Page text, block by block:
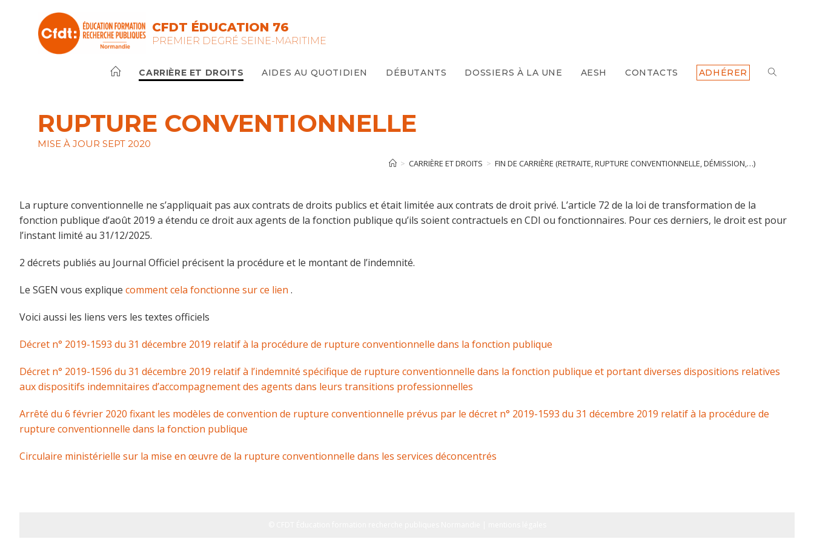
CFDT ÉDUCATION 76
PREMIER DEGRÉ SEINE-MARITIME
CARRIÈRE ET DROITS AIDES AU QUOTIDIEN DÉBUTANTS DOSSIERS À LA UNE AESH CONTACTS ADHÉRER TOGGLE
RUPTURE CONVENTIONNELLE
MISE À JOUR SEPT 2020
> CARRIÈRE ET DROITS > FIN DE CARRIÈRE (RETRAITE, RUPTURE CONVENTIONNELLE, DÉMISSION,…)
La rupture conventionnelle ne s’appliquait pas aux contrats de droits publics et était limitée aux contrats de droit privé. L’article 72 de la loi de transformation de la
fonction publique d’août 2019 a étendu ce droit aux agents de la fonction publique qu’ils soient contractuels en CDI ou fonctionnaires. Pour ces derniers, le droit est pour
l’instant limité au 31/12/2025.
2 décrets publiés au Journal Officiel précisent la procédure et le montant de l’indemnité.
Le SGEN vous explique comment cela fonctionne sur ce lien .
Voici aussi les liens vers les textes officiels
Décret n° 2019-1593 du 31 décembre 2019 relatif à la procédure de rupture conventionnelle dans la fonction publique
Décret n° 2019-1596 du 31 décembre 2019 relatif à l’indemnité spécifique de rupture conventionnelle dans la fonction publique et portant diverses dispositions relatives
aux dispositifs indemnitaires d’accompagnement des agents dans leurs transitions professionnelles
Arrêté du 6 février 2020 fixant les modèles de convention de rupture conventionnelle prévus par le décret n° 2019-1593 du 31 décembre 2019 relatif à la procédure de
rupture conventionnelle dans la fonction publique
Circulaire ministérielle sur la mise en œuvre de la rupture conventionnelle dans les services déconcentrés